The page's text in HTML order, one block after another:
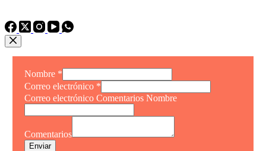
Nombre *
Correo electrónico *
Correo electrónico Comentarios Nombre
Comentarios
Enviar